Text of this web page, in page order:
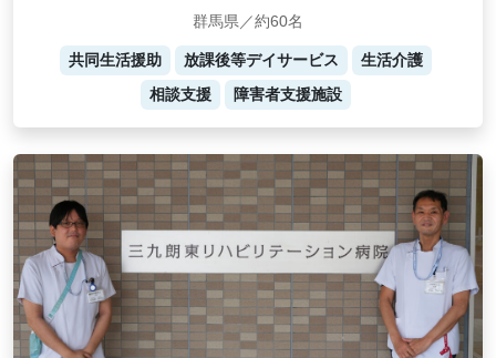
群馬県／約60名
共同生活援助 放課後等デイサービス
生活介護
相談支援
障害者支援施設